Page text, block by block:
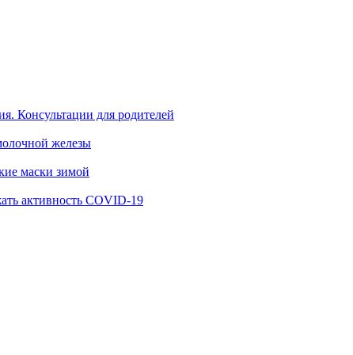
Консультации для родителей
железы
маски зимой
активность COVID-19